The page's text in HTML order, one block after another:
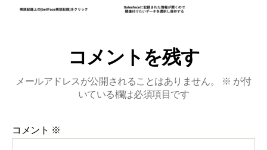
コメントを残す
メールアドレスが公開されることはありません。 ※ が付
いている欄は必須項目です
コメント ※